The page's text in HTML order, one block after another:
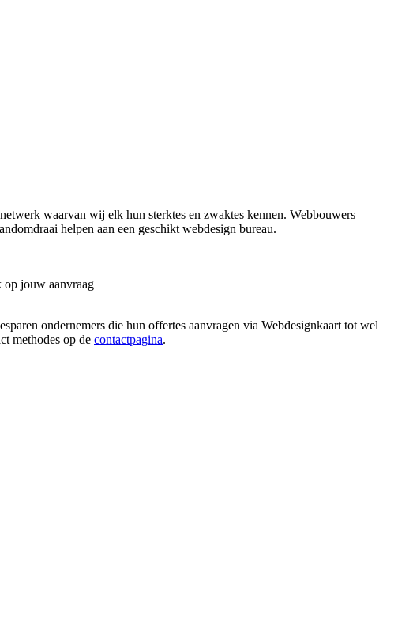
waarvan wij elk hun sterktes en zwaktes kennen. Webbouwers
helpen aan een geschikt webdesign bureau.
op jouw aanvraag
ondernemers die hun offertes aanvragen via Webdesignkaart tot wel
methodes op de contactpagina.